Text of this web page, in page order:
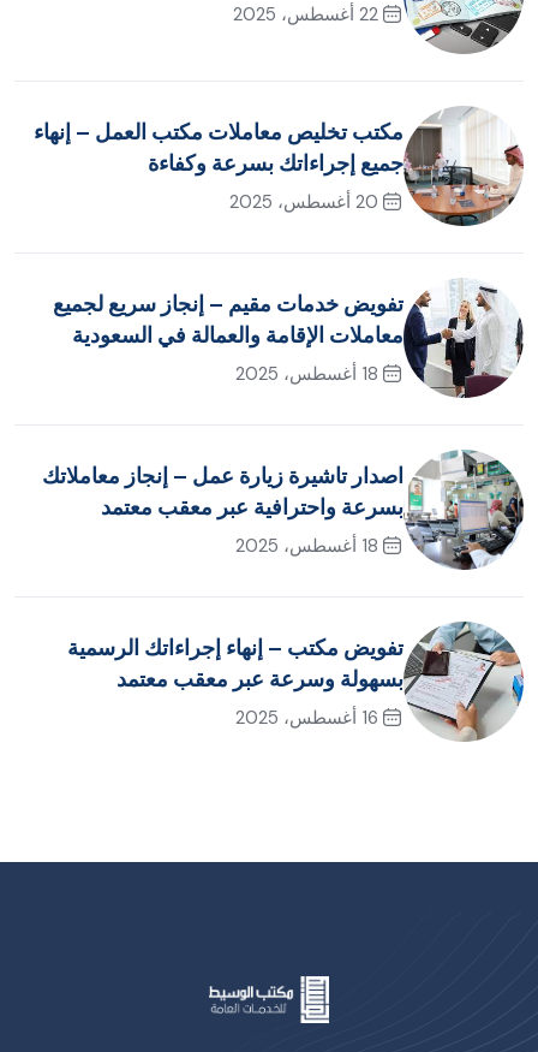
22 أغسطس، 2025
مكتب تخليص معاملات مكتب العمل – إنهاء
جميع إجراءاتك بسرعة وكفاءة
20 أغسطس، 2025
تفويض خدمات مقيم – إنجاز سريع لجميع
معاملات الإقامة والعمالة في السعودية
18 أغسطس، 2025
اصدار تاشيرة زيارة عمل – إنجاز معاملاتك
بسرعة واحترافية عبر معقب معتمد
18 أغسطس، 2025
تفويض مكتب – إنهاء إجراءاتك الرسمية
بسهولة وسرعة عبر معقب معتمد
16 أغسطس، 2025